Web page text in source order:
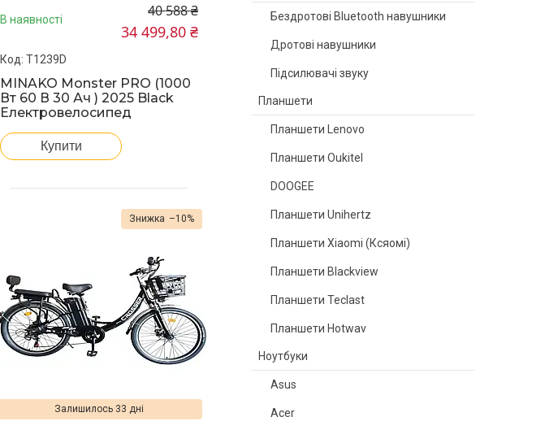
Бездротові Bluetooth навушники
Дротові навушники
Підсилювачі звуку
Планшети
Планшети Lenovo
Планшети Oukitel
DOOGEE
Планшети Unihertz
Планшети Xiaomi (Ксяомі)
Планшети Blackview
Планшети Teclast
Планшети Hotwav
Ноутбуки
Asus
Acer
В наявності 40 588 ₴
34 499,80 ₴
T1239D
MINAKO Monster PRO (1000
Вт 60 В 30 Ач ) 2025 Black
Електровелосипед
Купити
–10%
Залишилось 33 дні